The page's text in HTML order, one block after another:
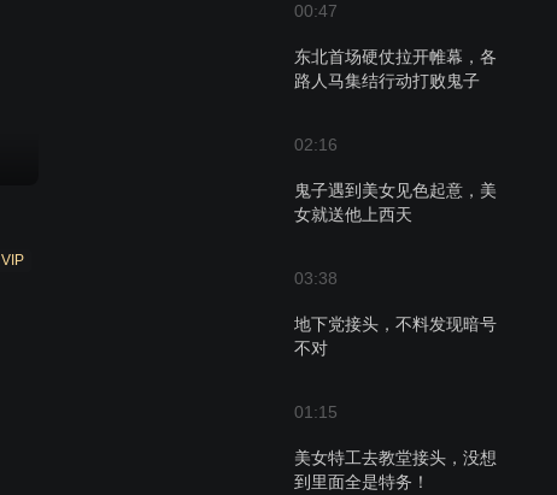
00:47
东北首场硬仗拉开帷幕，各
路人马集结行动打败鬼子
02:16
鬼子遇到美女见色起意，美
女就送他上西天
03:38
地下党接头，不料发现暗号
不对
01:15
美女特工去教堂接头，没想
到里面全是特务！
VIP